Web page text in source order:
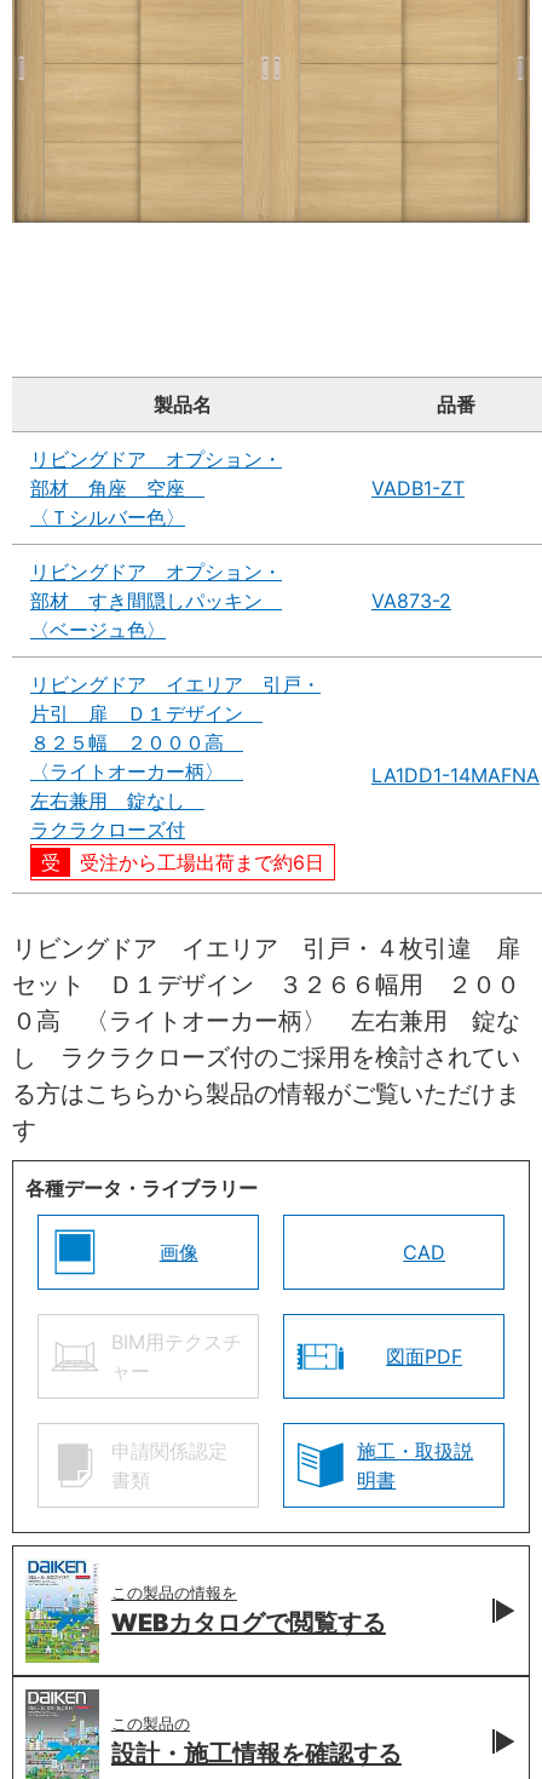
製品名 品番
リビングドア オプション・
部材 角座 空座
〈Ｔシルバー色〉
VADB1-ZT
リビングドア オプション・
部材 すき間隠しパッキン
〈ベージュ色〉
VA873-2
リビングドア イエリア 引戸・
片引 扉 Ｄ１デザイン
８２５幅 ２０００高
〈ライトオーカー柄〉
左右兼用 錠なし
ラクラクローズ付
受注から工場出荷まで約6日
LA1DD1-14MAFNA
リビングドア イエリア 引戸・４枚引違 扉
セット Ｄ１デザイン ３２６６幅用 ２００
０高 〈ライトオーカー柄〉 左右兼用 錠な
し ラクラクローズ付のご採用を検討されてい
る方はこちらから製品の情報がご覧いただけま
す
各種データ・ライブラリー
画像 CAD
BIM用テクスチ
ャー
図面PDF
申請関係認定
書類
施工・取扱説
明書
この製品の情報を
WEBカタログで閲覧する
この製品の
設計・施工情報を確認する